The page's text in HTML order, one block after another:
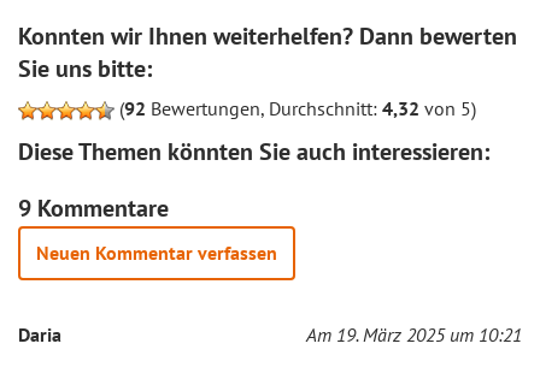
Konnten wir Ihnen weiterhelfen? Dann bewerten
Sie uns bitte:
(92 Bewertungen, Durchschnitt: 4,32 von 5)
Diese Themen könnten Sie auch interessieren:
9 Kommentare
Neuen Kommentar verfassen
Daria Am 19. März 2025 um 10:21